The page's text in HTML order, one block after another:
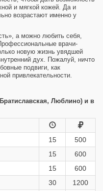
и мягкой кожей. Да и
возрастают именно у
а можно любить себя,
врачи-
новую жизнь увядшей
дух. Пожалуй, ничто
подвиги, как
привлекательности.
Люблино) и в
15
500
15
600
15
600
30
1200